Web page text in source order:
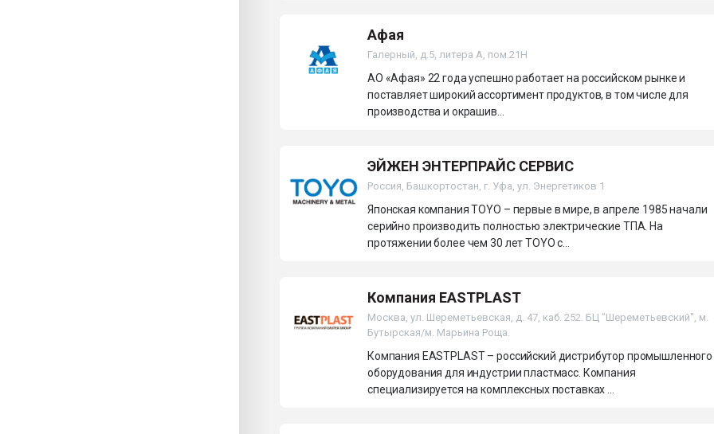
Афая
Галерный, д.5, литера А, пом.21H
АО «Афая» 22 года успешно работает на российском рынке и
поставляет широкий ассортимент продуктов, в том числе для
производства и окрашив...
ЭЙЖЕН ЭНТЕРПРАЙС СЕРВИС
Россия, Башкортостан, г. Уфа, ул. Энергетиков 1
Японская компания TOYO – первые в мире, в апреле 1985 начали
серийно производить полностью электрические ТПА. На
протяжении более чем 30 лет TOYO с...
Компания EASTPLAST
Москва, ул. Шереметьевская, д. 47, каб. 252. БЦ "Шереметьевский", м.
Бутырская/м. Марьина Роща.
Компания EASTPLAST – российский дистрибутор промышленного
оборудования для индустрии пластмасс. Компания
специализируется на комплексных поставках ...